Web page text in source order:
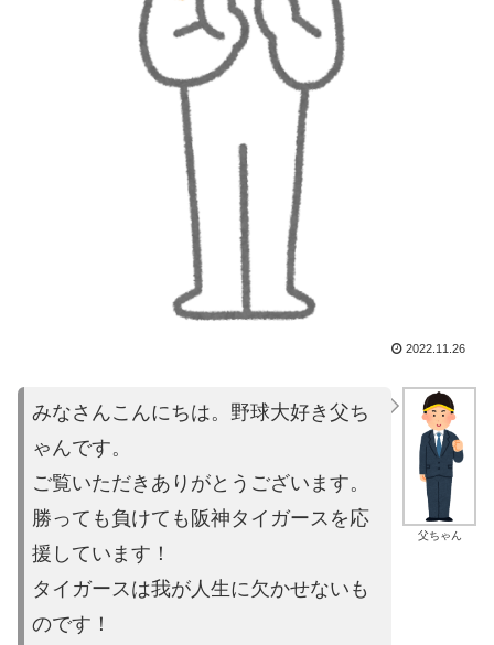
2022.11.26
父ちゃん
みなさんこんにちは。野球大好き父ち
ゃんです。
ご覧いただきあり がとうございます。
勝っても負けても阪神タイガースを応
援しています！
タイガースは我が人生に欠かせないも
のです！